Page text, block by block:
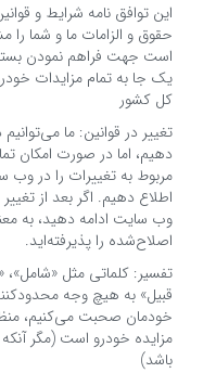
این توافق نامه شرایط و
حقوق و الزامات ما و شما
است جهت فراهم نمودن
یک جا به تمام مزایدات
کل کشور
تغییر در قوانین: ما
دهیم، اما در صورت امکان
مربوط به تغییرات را در وب
اطلاع دهیم. اگر بعد از
وب سایت ادامه دهید، به
اصلاح‌شده را پذیرفته‌اید.
تفسیر: کلماتی مثل «شامل»،
قبیل» به هیچ وجه
خودمان صحبت می‌کنیم،
مزایده خودرو است (مگر
باشد)